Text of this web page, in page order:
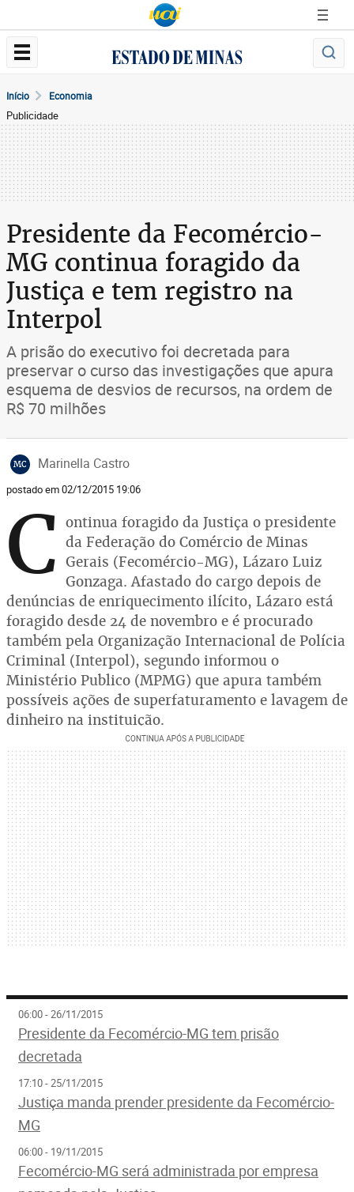
Início Economia
Publicidade
Presidente da Fecomércio-
MG continua foragido da
Justiça e tem registro na
Interpol
A prisão do executivo foi decretada para
preservar o curso das investigações que apura
esquema de desvios de recursos, na ordem de
R$ 70 milhões
MC Marinella Castro
postado em 02/12/2015 19:06
C ontinua foragido da Justiça o presidente
da Federação do Comércio de Minas
Gerais (Fecomércio-MG), Lázaro Luiz
Gonzaga. Afastado do cargo depois de
denúncias de enriquecimento ilícito, Lázaro está
foragido desde 24 de novembro e é procurado
também pela Organização Internacional de Polícia
Criminal (Interpol), segundo informou o
Ministério Publico (MPMG) que apura também
possíveis ações de superfaturamento e lavagem de
dinheiro na instituição.
06:00 - 26/11/2015
Presidente da Fecomércio-MG tem prisão
decretada
17:10 - 25/11/2015
Justiça manda prender presidente da Fecomércio-
MG
06:00 - 19/11/2015
Fecomércio-MG será administrada por empresa